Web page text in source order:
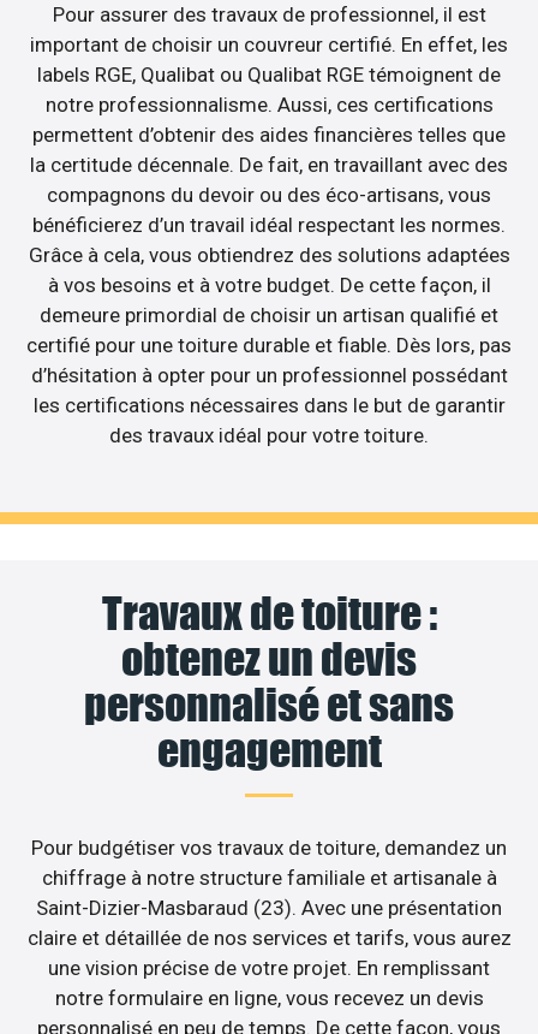
Pour assurer des travaux de professionnel, il est
important de choisir un couvreur certifié. En effet, les
labels RGE, Qualibat ou Qualibat RGE témoignent de
notre professionnalisme. Aussi, ces certifications
permettent d’obtenir des aides financières telles que
la certitude décennale. De fait, en travaillant avec des
compagnons du devoir ou des éco-artisans, vous
bénéficierez d’un travail idéal respectant les normes.
Grâce à cela, vous obtiendrez des solutions adaptées
à vos besoins et à votre budget. De cette façon, il
demeure primordial de choisir un artisan qualifié et
certifié pour une toiture durable et fiable. Dès lors, pas
d’hésitation à opter pour un professionnel possédant
les certifications nécessaires dans le but de garantir
des travaux idéal pour votre toiture.
Travaux de toiture :
obtenez un devis
personnalisé et sans
engagement
Pour budgétiser vos travaux de toiture, demandez un
chiffrage à notre structure familiale et artisanale à
Saint-Dizier-Masbaraud (23). Avec une présentation
claire et détaillée de nos services et tarifs, vous aurez
une vision précise de votre projet. En remplissant
notre formulaire en ligne, vous recevez un devis
personnalisé en peu de temps. De cette façon, vous